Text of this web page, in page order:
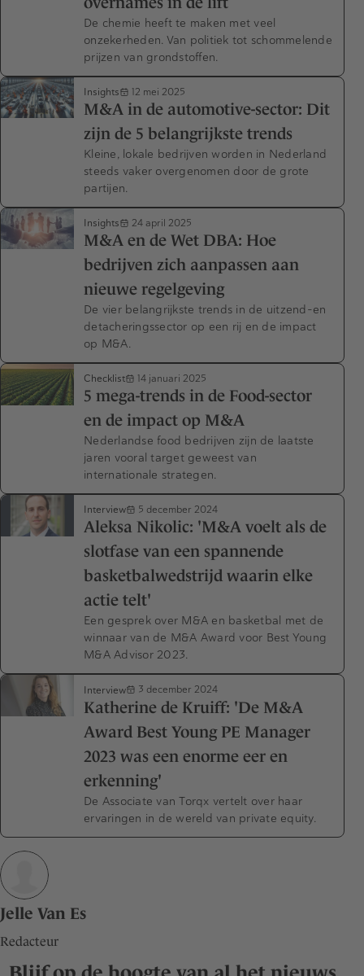
De chemie heeft te maken met veel
onzekerheden. Van politiek tot schommelende
prijzen van grondstoffen.
Insights 12 mei 2025
M&A in de automotive-sector: Dit
zijn de 5 belangrijkste trends
Kleine, lokale bedrijven worden in Nederland
steeds vaker overgenomen door de grote
partijen.
Insights 24 april 2025
M&A en de Wet DBA: Hoe
bedrijven zich aanpassen aan
nieuwe regelgeving
De vier belangrijkste trends in de uitzend-en
detacheringssector op een rij en de impact
op M&A.
Checklist 14 januari 2025
5 mega-trends in de Food-sector
en de impact op M&A
Nederlandse food bedrijven zijn de laatste
jaren vooral target geweest van
internationale strategen.
Interview 5 december 2024
Aleksa Nikolic: 'M&A voelt als de
slotfase van een spannende
basketbalwedstrijd waarin elke
actie telt'
Een gesprek over M&A en basketbal met de
winnaar van de M&A Award voor Best Young
M&A Advisor 2023.
Interview 3 december 2024
Katherine de Kruiff: 'De M&A
Award Best Young PE Manager
2023 was een enorme eer en
erkenning'
De Associate van Torqx vertelt over haar
ervaringen in de wereld van private equity.
Jelle Van Es
Redacteur